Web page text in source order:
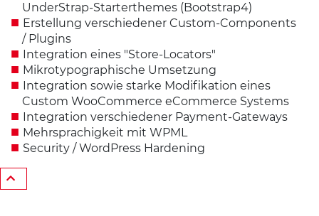
UnderStrap-Starterthemes (Bootstrap4)
Erstellung verschiedener Custom-Components
/ Plugins
Integration eines "Store-Locators"
Mikrotypographische Umsetzung
Integration sowie starke Modifikation eines
Custom WooCommerce eCommerce Systems
Integration verschiedener Payment-Gateways
Mehrsprachigkeit mit WPML
Security / WordPress Hardening